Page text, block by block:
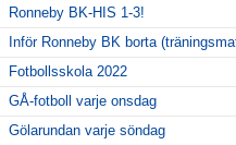
Ronneby BK-HIS 1-3!
Inför Ronneby BK borta
Fotbollsskola 2022
GÅ-fotboll varje onsdag
Gölarundan varje söndag